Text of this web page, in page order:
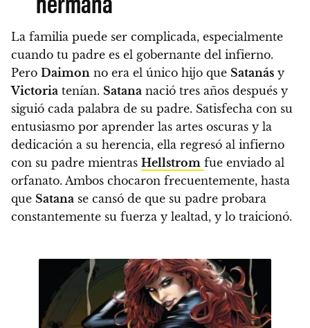
La familia puede ser complicada, especialmente
cuando tu padre es el gobernante del infierno.
Pero Daimon no era el único hijo que Satanás y
Victoria tenían. Satana nació tres años después y
siguió cada palabra de su padre. Satisfecha con su
entusiasmo por aprender las artes oscuras y la
dedicación a su herencia, ella regresó al infierno
con su padre mientras Hellstrom fue enviado al
orfanato. Ambos chocaron frecuentemente, hasta
que Satana se cansó de que su padre probara
constantemente su fuerza y lealtad, y lo traicionó.